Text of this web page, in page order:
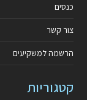
כנסים
צור קשר
הרשמה למשקיעים
קטגוריות